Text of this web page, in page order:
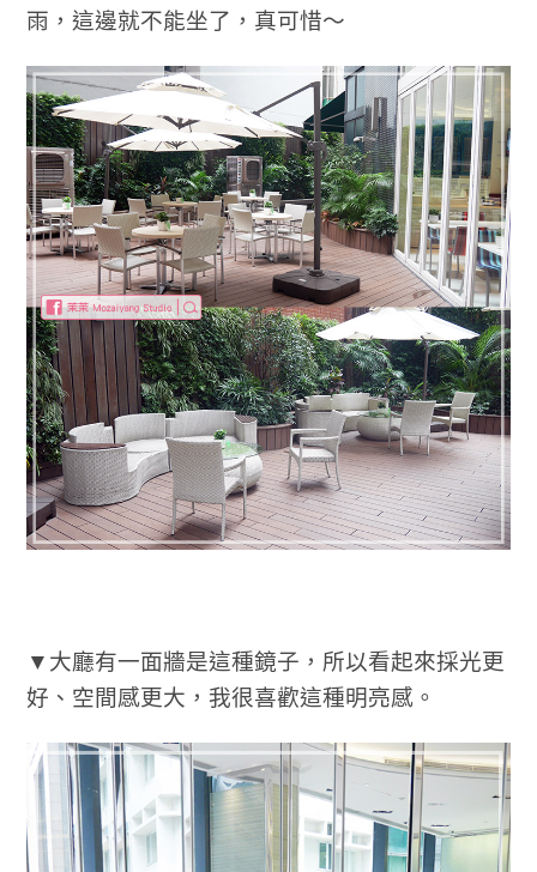
雨，這邊就不能坐了，真可惜～
▼大廳有一面牆是這種鏡子，所以看起來採光更
好、空間感更大，我很喜歡這種明亮感。